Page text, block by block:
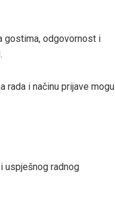
gostima, odgovornost i
rada i načinu prijave mogu
uspješnog radnog